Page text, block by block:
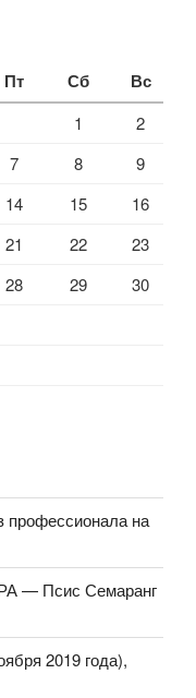
Пт Сб Вс
1
2
7 8
9
14 15
16
21 22
23
28 29
30
профессионала на
— Псис Семаранг
2019 года),